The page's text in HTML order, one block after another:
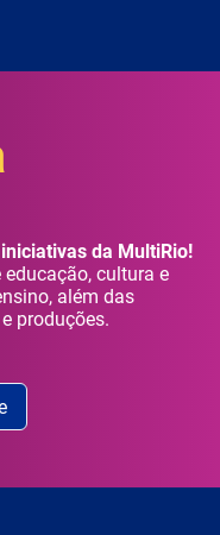
da MultiRio!
cultura e
além das
produções.